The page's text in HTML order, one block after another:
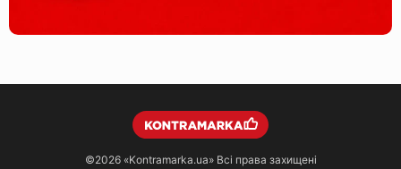
©2026 «Kontramarka.ua»Всі права захищені